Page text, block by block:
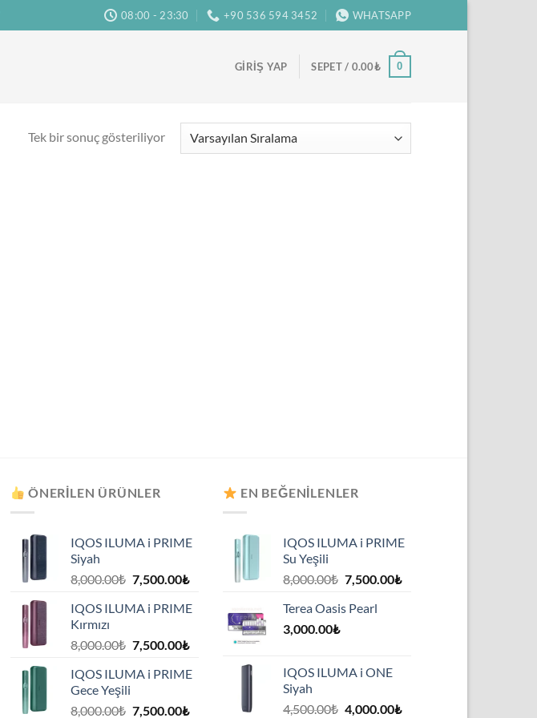
08:00 - 23:30 +90 536 594 3452 WHATSAPP
GIRIŞ YAP SEPET / 0.00₺ 0
Tek bir sonuç gösteriliyor
ÖNERILEN ÜRÜNLER
IQOS ILUMA i PRIME
Siyah
8,000.00₺ Orijinal
8,000.00₺.
7,500.00₺Şu
fiyat:
7,500.00₺.
IQOS ILUMA i PRIME
Kırmızı
8,000.00₺ Orijinal
8,000.00₺.
7,500.00₺Şu
fiyat:
IQOS ILUMA i PRIME
Gece Yeşili
8,000.00₺ Orijinal
7,500.00₺Şu
EN BEĞENILENLER
IQOS ILUMA i PRIME
Su Yeşili
8,000.00₺ Orijinal
8,000.00₺.
7,500.00₺Şu
Terea Oasis Pearl
3,000.00₺
IQOS ILUMA i ONE
Siyah
4,500.00₺ Orijinal
4,000.00₺Şu